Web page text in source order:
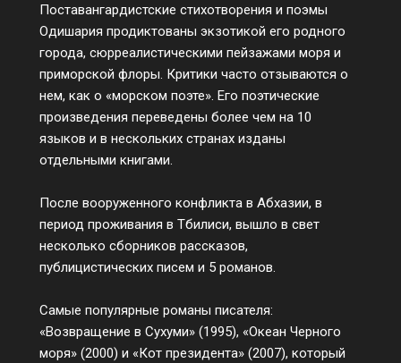
Поставангардистские стихотворения и поэмы
Одишария продиктованы экзотикой его родного
города, сюрреалистическими пейзажами моря и
приморской флоры. Критики часто отзываются о
нем, как о «морском поэте». Его поэтические
произведения переведены более чем на 10
языков и в нескольких странах изданы
отдельными книгами.
После вооруженного конфликта в Абхазии, в
период проживания в Тбилиси, вышло в свет
несколько сборников рассказов,
публицистических писем и 5 романов.
Самые популярные романы писателя:
«Возвращение в Сухуми» (1995), «Океан Черного
моря» (2000) и «Кот президента» (2007), который